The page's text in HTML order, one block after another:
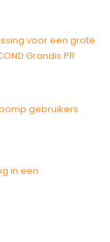
voor een grote
Grandis PR
gebruikers
in een